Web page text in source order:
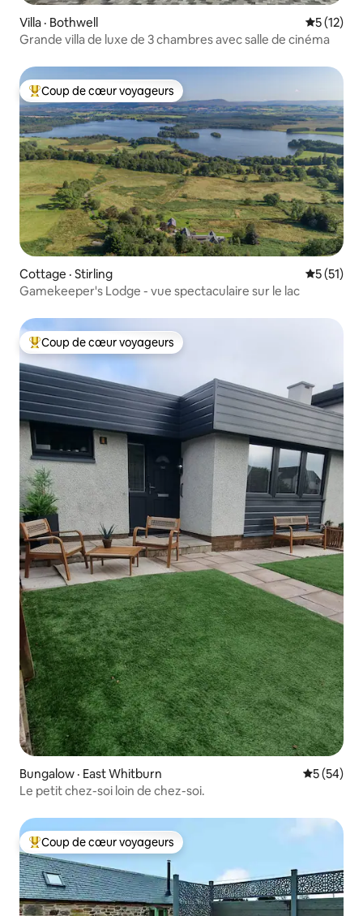
Villa · Bothwell Note
5 (12)
Grande villa de luxe de 3 chambres avec salle de cinéma
Coup de cœur voyageurs parmi les plus aimés
Coup de cœur voyageurs
Cottage · Stirling Note
5 (51)
Gamekeeper's Lodge - vue spectaculaire sur le lac
Coup de cœur voyageurs parmi les plus aimés
Coup de cœur voyageurs
Bungalow · East Whitburn Note
5 (54)
Le petit chez-soi loin de chez-soi.
Coup de cœur voyageurs parmi les plus aimés
Coup de cœur voyageurs